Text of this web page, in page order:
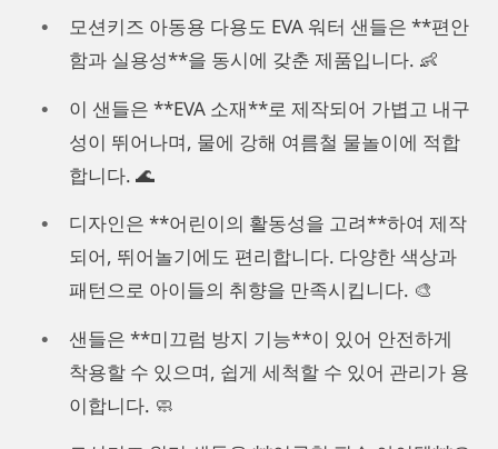
모션키즈 아동용 다용도 EVA 워터 샌들은 **편안
함과 실용성**을 동시에 갖춘 제품입니다. 👶
이 샌들은 **EVA 소재**로 제작되어 가볍고 내구
성이 뛰어나며, 물에 강해 여름철 물놀이에 적합
합니다. 🌊
디자인은 **어린이의 활동성을 고려**하여 제작
되어, 뛰어놀기에도 편리합니다. 다양한 색상과
패턴으로 아이들의 취향을 만족시킵니다. 🎨
샌들은 **미끄럼 방지 기능**이 있어 안전하게
착용할 수 있으며, 쉽게 세척할 수 있어 관리가 용
이합니다. 🧼